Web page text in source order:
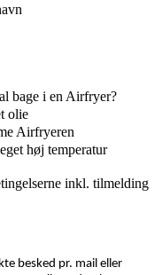
bage i en Airfryer?
olie
Airfryeren
høj temperatur
inkl. tilmelding
besked pr. mail eller